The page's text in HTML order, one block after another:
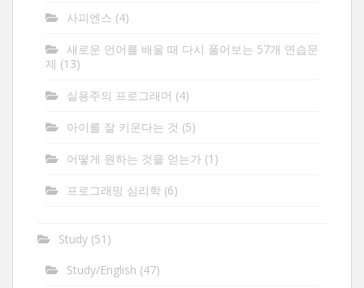
사피엔스 (4)
새로운 언어를 배울 때 다시 풀어보는 57개 연습문
제 (13)
실용주의 프로그래머 (4)
아이를 잘 키운다는 것 (5)
어떻게 원하는 것을 얻는가 (1)
프로그래밍 심리학 (6)
Study (51)
Study/English (47)